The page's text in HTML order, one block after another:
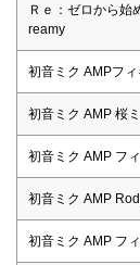
Ｒｅ：ゼロから始
reamy
初音ミク AMPフ
初音ミク AMP 桜
初音ミク AMP フ
初音ミク AMP
初音ミク AMP フ